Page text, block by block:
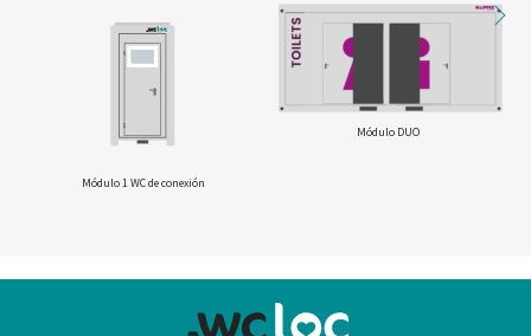
Módulo 1 WC de conexión
Módulo DUO